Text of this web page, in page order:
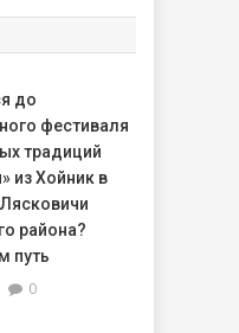
до
фестиваля
традиций
из Хойник в
района?
путь
0